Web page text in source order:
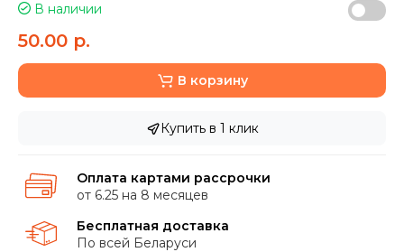
В наличии
50.00 р.
В корзину
Купить в 1 клик
Оплата картами рассрочки
от 6.25 на 8 месяцев
Бесплатная доставка
По всей Беларуси